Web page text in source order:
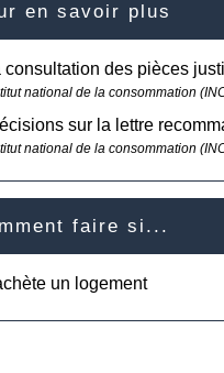
en savoir plus
consultation des pièces
national de la consommation
sur la lettre
national de la consommation
faire si...
un logement